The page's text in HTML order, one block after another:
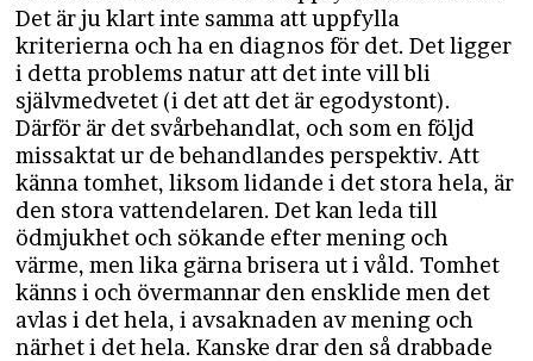
Det är ju klart inte samma att uppfylla
kriterierna och ha en diagnos för det. Det ligger
i detta problems natur att det inte vill bli
självmedvetet (i det att det är egodystont).
Därför är det svårbehandlat, och som en följd
missaktat ur de behandlandes perspektiv. Att
känna tomhet, liksom lidande i det stora hela, är
den stora vattendelaren. Det kan leda till
ödmjukhet och sökande efter mening och
värme, men lika gärna brisera ut i våld. Tomhet
känns i och övermannar den ensklide men det
avlas i det hela, i avsaknaden av mening och
närhet i det hela. Kanske drar den så drabbade